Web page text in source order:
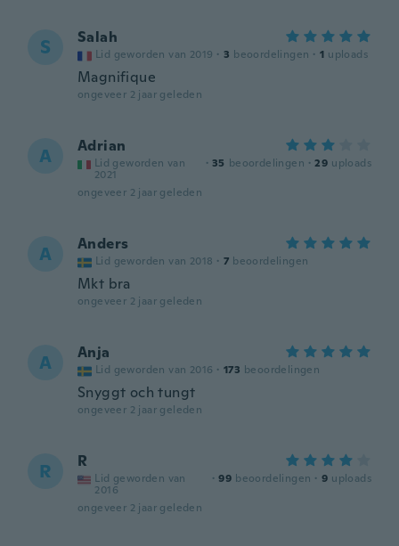
S Salah
Lid geworden van 2019 · 3 beoordelingen · 1 uploads
Magnifique
ongeveer 2 jaar geleden
A Adrian
Lid geworden van
2021
· 35 beoordelingen · 29 uploads
ongeveer 2 jaar geleden
A Anders
Lid geworden van 2018 · 7 beoordelingen
Mkt bra
ongeveer 2 jaar geleden
A Anja
Lid geworden van 2016 · 173 beoordelingen
Snyggt och tungt
ongeveer 2 jaar geleden
R R
Lid geworden van
2016
· 99 beoordelingen · 9 uploads
ongeveer 2 jaar geleden